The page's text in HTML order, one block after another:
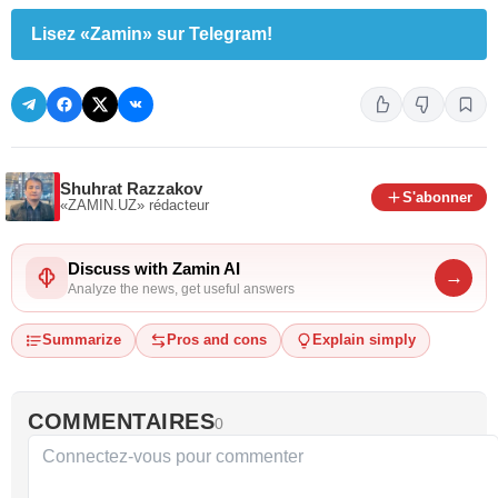
Lisez «Zamin» sur Telegram!
Shuhrat Razzakov
«ZAMIN.UZ» rédacteur
S'abonner
Discuss with Zamin AI
Analyze the news, get useful answers
→
Summarize Pros and cons Explain simply
COMMENTAIRES0